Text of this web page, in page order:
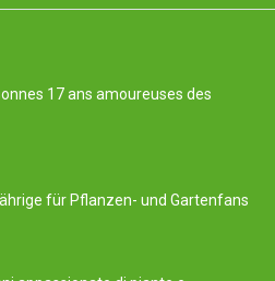
17 ans amoureuses des
für Pflanzen- und Gartenfans